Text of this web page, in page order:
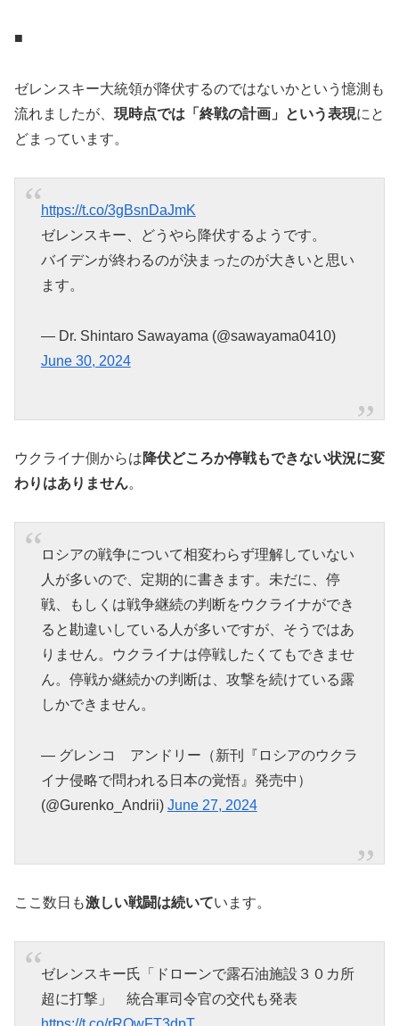
■
ゼレンスキー大統領が降伏するのではないかという憶測も
流れましたが、 現時点では「終戦の計画」という表現にと
どまっています。
https://t.co/3gBsnDaJmK
ゼレンスキー、どうやら降伏するようです。
バイデンが終わるのが決まったのが大きいと思い
ます。
— Dr. Shintaro Sawayama (@sawayama0410)
June 30, 2024
ウクライナ側からは降伏どころか停戦もできない状況に変
わりはありません。
ロシアの戦争について相変わらず理解していない
人が多いので、定期的に書きます。未だに、停
戦、もしくは戦争継続の判断をウクライナができ
ると勘違いしている人が多いですが、そうではあ
りません。ウクライナは停戦したくてもできませ
ん。停戦か継続かの判断は、攻撃を続けている露
しかできません。
— グレンコ アンドリー（新刊『ロシアのウクラ
イナ侵略で問われる日本の覚悟』発売中）
(@Gurenko_Andrii) June 27, 2024
ここ数日も激しい戦闘は続いています。
ゼレンスキー氏「ドローンで露石油施設３０カ所
超に打撃」 統合軍司令官の交代も発表